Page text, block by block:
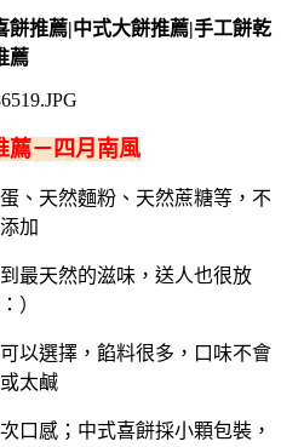
餅推薦|中式大餅推薦|手工餅乾
薦
薦－四月南風
、天然麵粉、天然蔗糖等，不
加
最天然的滋味，送人也很放
）
以選擇，餡料很多，口味不會
太鹹
口感；中式喜餅採小顆包裝，